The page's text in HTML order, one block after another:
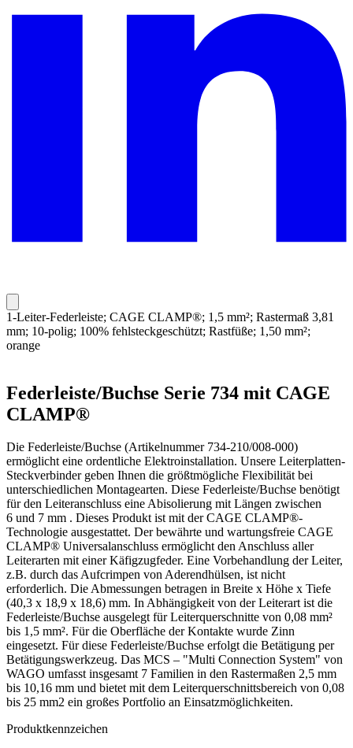
1-Leiter-Federleiste; CAGE CLAMP®; 1,5 mm²; Rastermaß 3,81
mm; 10-polig; 100% fehlsteckgeschützt; Rastfüße; 1,50 mm²;
orange
Federleiste/Buchse Serie 734 mit CAGE
CLAMP®
Die Federleiste/Buchse (Artikelnummer 734-210/008-000)
ermöglicht eine ordentliche Elektroinstallation. Unsere Leiterplatten-
Steckverbinder geben Ihnen die größtmögliche Flexibilität bei
unterschiedlichen Montagearten. Diese Federleiste/Buchse benötigt
für den Leiteranschluss eine Abisolierung mit Längen zwischen
6 und 7 mm . Dieses Produkt ist mit der CAGE CLAMP®-
Technologie ausgestattet. Der bewährte und wartungsfreie CAGE
CLAMP® Universalanschluss ermöglicht den Anschluss aller
Leiterarten mit einer Käfigzugfeder. Eine Vorbehandlung der Leiter,
z.B. durch das Aufcrimpen von Aderendhülsen, ist nicht
erforderlich. Die Abmessungen betragen in Breite x Höhe x Tiefe
(40,3 x 18,9 x 18,6) mm. In Abhängigkeit von der Leiterart ist die
Federleiste/Buchse ausgelegt für Leiterquerschnitte von 0,08 mm²
bis 1,5 mm². Für die Oberfläche der Kontakte wurde Zinn
eingesetzt. Für diese Federleiste/Buchse erfolgt die Betätigung per
Betätigungswerkzeug. Das MCS – "Multi Connection System" von
WAGO umfasst insgesamt 7 Familien in den Rastermaßen 2,5 mm
bis 10,16 mm und bietet mit dem Leiterquerschnittsbereich von 0,08
bis 25 mm2 ein großes Portfolio an Einsatzmöglichkeiten.
Produktkennzeichen